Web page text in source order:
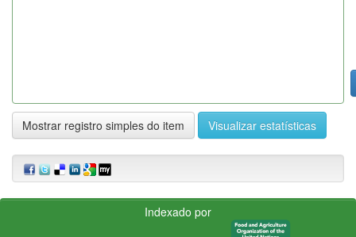
Mostrar registro simples do item Visualizar estatísticas
Indexado por